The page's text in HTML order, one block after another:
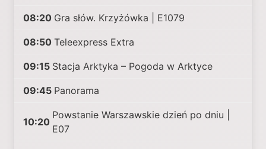
08:20 Gra słów. Krzyżówka | E1079
08:50 Teleexpress Extra
09:15 Stacja Arktyka – Pogoda w Arktyce
09:45 Panorama
10:20
Powstanie Warszawskie dzień po dniu |
E07